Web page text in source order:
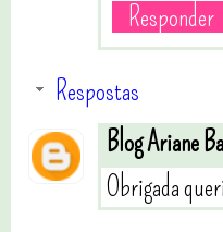
Responder
Respostas
Blog Ariane
Obrigada